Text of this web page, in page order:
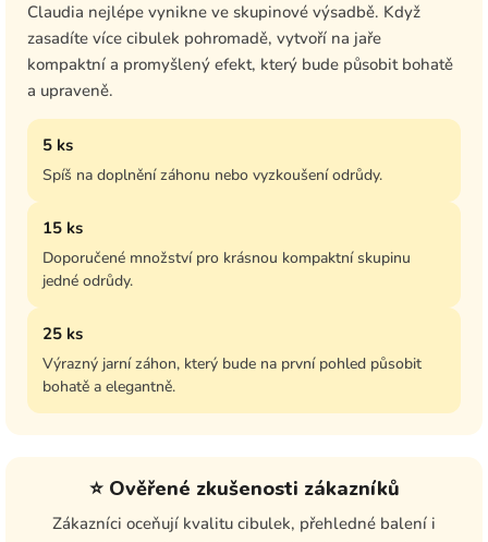
Claudia nejlépe vynikne ve skupinové výsadbě. Když
zasadíte více cibulek pohromadě, vytvoří na jaře
kompaktní a promyšlený efekt, který bude působit bohatě
a upraveně.
5 ks
Spíš na doplnění záhonu nebo vyzkoušení odrůdy.
15 ks
Doporučené množství pro krásnou kompaktní skupinu
jedné odrůdy.
25 ks
Výrazný jarní záhon, který bude na první pohled působit
bohatě a elegantně.
⭐ Ověřené zkušenosti zákazníků
Zákazníci oceňují kvalitu cibulek, přehledné balení i